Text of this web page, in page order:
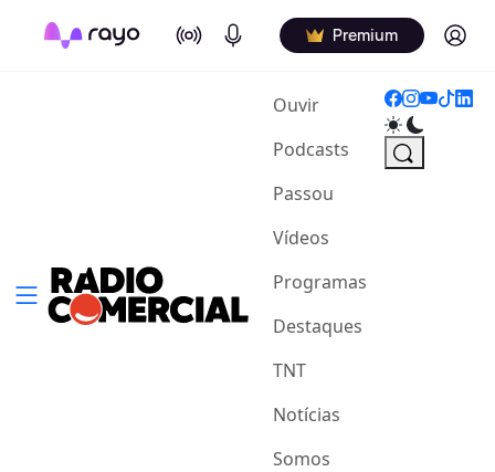
On Air Podcasts Premium Log in
Ouvir(current)
Podcasts
Passou
Vídeos
Programas
Destaques
TNT
Notícias
Somos